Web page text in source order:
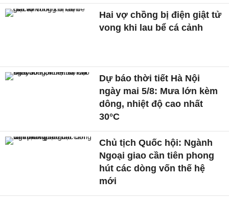
Hai vợ chồng bị điện giật tử
vong khi lau bể cá cảnh
Dự báo thời tiết Hà Nội
ngày mai 5/8: Mưa lớn kèm
dông, nhiệt độ cao nhất
30°C
Chủ tịch Quốc hội: Ngành
Ngoại giao cần tiên phong
hút các dòng vốn thế hệ
mới